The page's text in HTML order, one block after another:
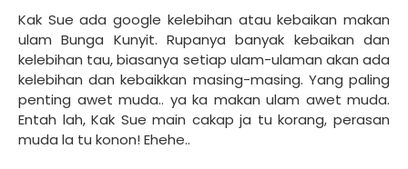
Kak Sue ada google kelebihan atau kebaikan makan
ulam Bunga Kunyit. Rupanya banyak kebaikan dan
kelebihan tau, biasanya setiap ulam-ulaman akan ada
kelebihan dan kebaikkan masing-masing. Yang paling
penting awet muda.. ya ka makan ulam awet muda.
Entah lah, Kak Sue main cakap ja tu korang, perasan
muda la tu konon! Ehehe..